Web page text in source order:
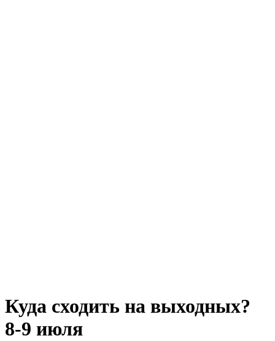
Куда сходить на выходных?
8-9 июля